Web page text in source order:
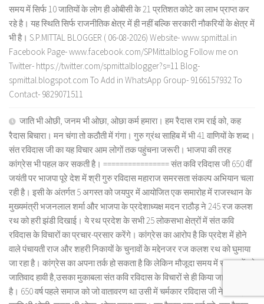
समय में सिर्फ 10 जातियों के लोग ही ओबीसी के 21 प्रतिशत कोटे का लाभ प्राप्त कर
रहे है। यह स्थिति सिर्फ राजनीतिक क्षेत्र में ही नहीं बल्कि सरकारी नौकरियों के क्षेत्र में
भी है। S.P.MITTAL BLOGGER ( 06-08-2026) Website- www.spmittal.in
Facebook Page- www.facebook.com/SPMittalblog Follow me on
Twitter- https://twitter.com/spmittalblogger?s=11 Blog-
spmittal.blogspot.com To Add in WhatsApp Group- 9166157932 To
Contact- 9829071511
जाति भी ओछी, जनम भी ओछा, ओछा कर्म हमारा। हम रैदास राम राई को, कह
रैदास बिचारा। मन चंगा तो कठौती में गंगा। गुरु ग्रंथ साहिब में भी 41 वाणियों के शब्द।
संत रविदास जी का यह विचार आम लोगों तक पहुंचना जरूरी। भाजपा की तरह
कांग्रेस भी पहल कर सकती है। ================ संत कवि रविदास जी 650 वीं
जयंती पर भाजपा पूरे देश में श्री गुरु रविदास महाराज समरसता संकल्प अभियान चला
रही है। इसी के अंतर्गत 5 अगस्त को जयपुर में आयोजित एक समारोह में राजस्थान के
मुख्यमंत्री भजनलाल शर्मा और भाजपा के प्रदेशाध्यक्ष मदन राठौड़ ने 245 रज कलश
रथ को हरी झंडी दिखाई। ये रथ प्रदेश के सभी 25 लोकसभा क्षेत्रों में संत कवि
रविदास के विचारों का प्रचार-प्रसार करेंगे। कांग्रेस का आरोप है कि प्रदेश में होने
वाले पंचायती राज और शहरी निकायों के चुनावों के मद्देनजर रज कलश रथ को घुमाया
जा रहा है। कांग्रेस का अपना तर्क हो सकता है कि लेकिन मौजूदा समय में समाज में जो
जातिवाद हावी है,उसका मुकाबला संत कवि रविदास के विचारों से ही किया जा सकता
है। 650 वर्ष पहले समाज को जो वातावरण था उसी में चर्मकार रविदास जी ने लिखा,